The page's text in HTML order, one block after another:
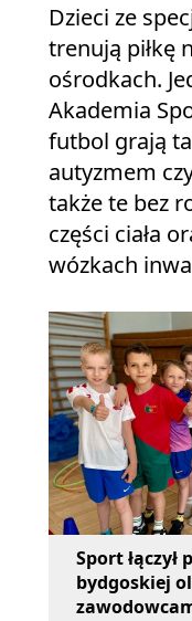
Dzieci ze
trenują piłkę
ośrodkach.
Akademia
futbol grają
autyzmem
także te bez
części ciała
wózkach
Sport łączył
bydgoskiej